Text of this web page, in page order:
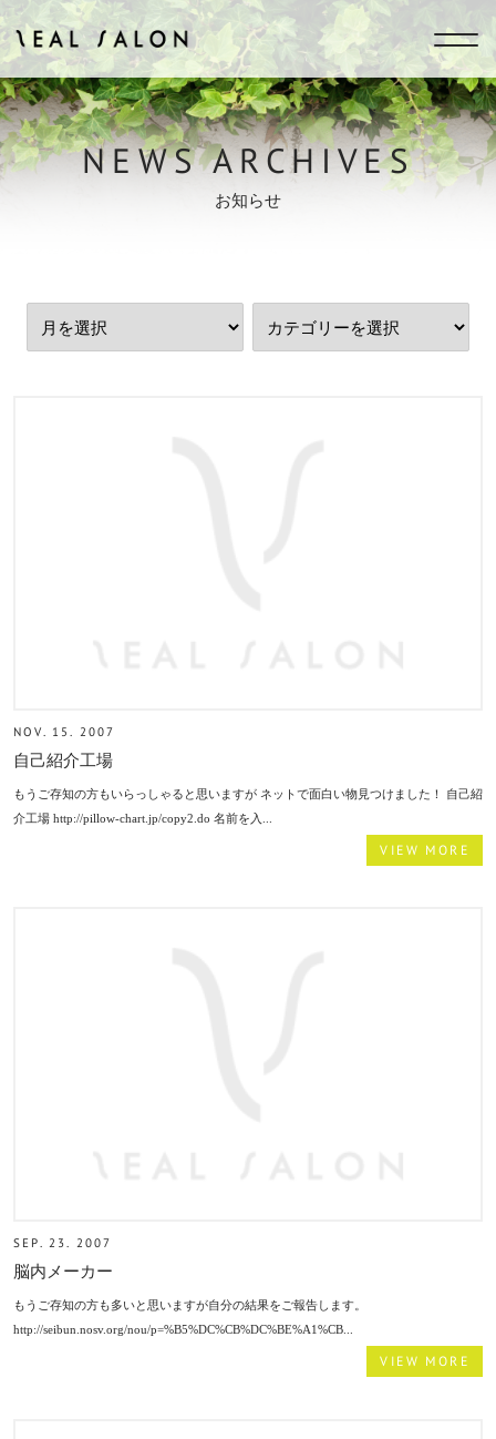
ZEAL SALON
NEWS ARCHIVES
お知らせ
NOV. 15. 2007
自己紹介工場
もうご存知の方もいらっしゃると思いますが ネットで面白い物見つけました！ 自己紹
介工場 http://pillow-chart.jp/copy2.do 名前を入...
VIEW MORE
SEP. 23. 2007
脳内メーカー
もうご存知の方も多いと思いますが自分の結果をご報告します。
http://seibun.nosv.org/nou/p=%B5%DC%CB%DC%BE%A1%CB...
VIEW MORE